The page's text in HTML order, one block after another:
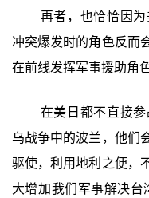
再者，也恰恰因
冲突爆发时的角色反而
在前线发挥军事援助角色
在美日都不直接
乌战争中的波兰，他们
驱使，利用地利之便，
大增加我们军事解决台